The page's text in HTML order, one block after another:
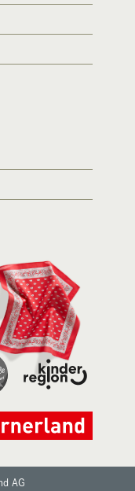
AG